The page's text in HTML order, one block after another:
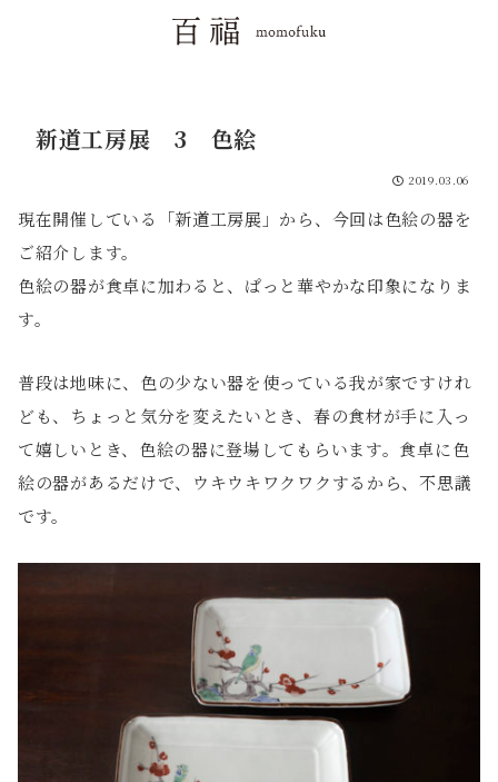
新道工房展 3 色絵
2019.03.06
現在開催している「新道工房展」から、今回は色絵の器を
ご紹介します。
色絵の器が食卓に加わると、ぱっと華やかな印象になりま
す。
普段は地味に、色の少ない器を使っている我が家ですけれ
ども、ちょっと気分を変えたいとき、春の食材が手に入っ
て嬉しいとき、色絵の器に登場してもらいます。食卓に色
絵の器があるだけで、ウキウキワクワクするから、不思議
です。